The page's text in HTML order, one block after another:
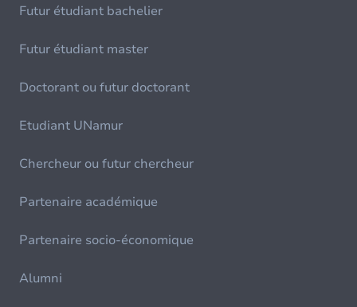
Futur étudiant bachelier
Futur étudiant master
Doctorant ou futur doctorant
Etudiant UNamur
Chercheur ou futur chercheur
Partenaire académique
Partenaire socio-économique
Alumni